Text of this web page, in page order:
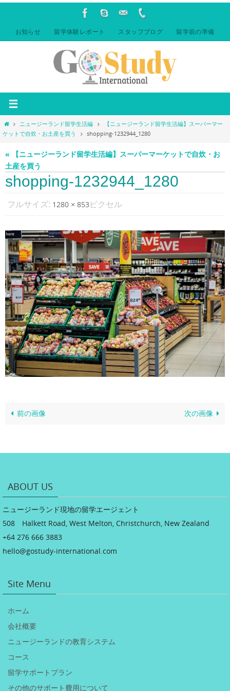
ン
キ
プ
お知らせ 留学体験レポート スタッフブログ 留学前の準備
ホ
ー
ニュージーランド留学生活編
【ニュージーランド留学生活編】スーパーマー
ケットで自炊・お土産を買う
shopping-1232944_1280
« 【ニュージーランド留学生活編】スーパーマーケットで自炊・お
土産を買う
shopping-1232944_1280
フルサイズ: 1280 × 853 ピクセル
前の画像 次の画像
ABOUT US
ニュージーランド現地の留学エージェント
508 Halkett Road, West Melton, Christchurch, New Zealand
+64 276 666 3883
hello@gostudy-international.com
Site Menu
ホーム
会社概要
ニュージーランドの教育システム
コース
留学サポートプラン
その他のサポート費用について